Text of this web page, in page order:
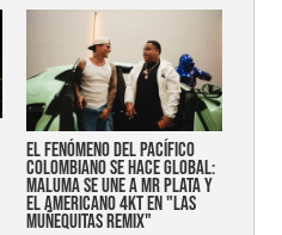
EL FENÓMENO DEL PACÍFICO
COLOMBIANO SE HACE GLOBAL:
MALUMA SE UNE A MR PLATA Y
EL AMERICANO 4KT EN "LAS
MUÑEQUITAS REMIX"